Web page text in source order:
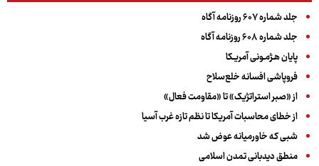
جلد شماره ۶۰۷ روزنامه آگاه
جلد شماره ۶۰۸ روزنامه آگاه
پایان هـژمـونی آمریـکا
فروپاشی افسانه خلع‌سلاح
از «صبر استراتژیک» تا «مقاومت فعال»
از خطای محاسبات آمریکا تا نظم تازه غرب آسیا
شبی که خاورمیانه عوض شد
منطق دیدبانی تمدن اسلامی